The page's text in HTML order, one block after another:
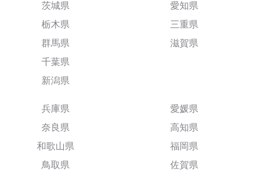
茨城県
栃木県
群馬県
千葉県
新潟県
愛知県
三重県
滋賀県
兵庫県
奈良県
和歌山県
鳥取県
愛媛県
高知県
福岡県
佐賀県